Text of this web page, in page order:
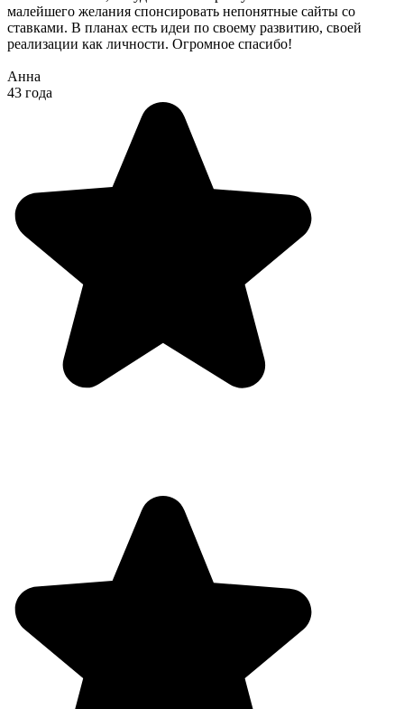
малейшего желания спонсировать непонятные сайты со
ставками. В планах есть идеи по своему развитию, своей
реализации как личности. Огромное спасибо!
Анна
43 года